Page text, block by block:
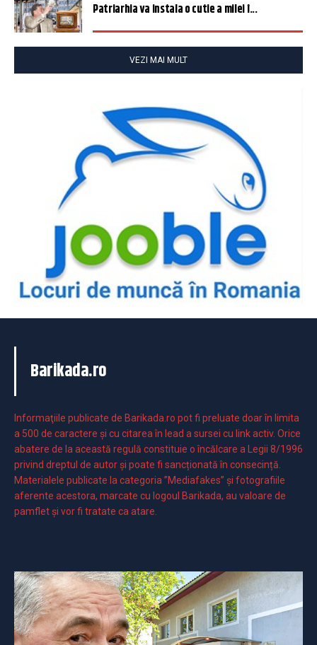
Patriarhia va instala o cutie a milei î...
VEZI MAI MULT
Barikada.ro
Informaţiile publicate de Barikada.ro pot fi preluate doar în limita
a 500 de caractere şi cu citarea în lead a sursei cu link activ. Orice
abatere de la această regulă constituie o încălcare a Legii 8/1996
privind dreptul de autor și poate fi sancționată în consecință.
Materialele publicate la categoria ”Mediafakes” și fotografiile
aferente acestora, marcate cu logoul Barikada, au valoare de
pamflet și vor fi tratate ca atare.